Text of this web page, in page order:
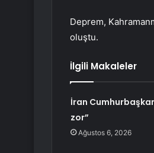
Deprem,
oluştu.
İlgili Makaleler
İran
zor”
Ağustos 6, 2026